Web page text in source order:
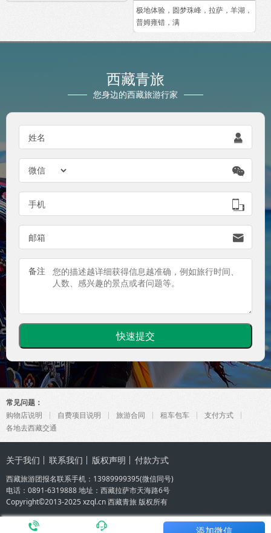
添加微信
极地体验，圆梦珠峰，拉萨，羊湖，
普姆雍错，满
西藏青旅
您身边的西藏旅游行家
姓名 

手机 
邮箱 
备注
常见问题：
购物店说明
自费项目说明 旅游合同 租车包车
支付方式
各地去西藏交通
关于我们 联系我们 版权声明 付款方式
西藏旅游团报名联系手机： 13989999395(微信同号)
电话：0891-6319888 地址：西藏拉萨市天海路6号
Copyright©2013-2025 xzql.cn西藏青旅 版权所有